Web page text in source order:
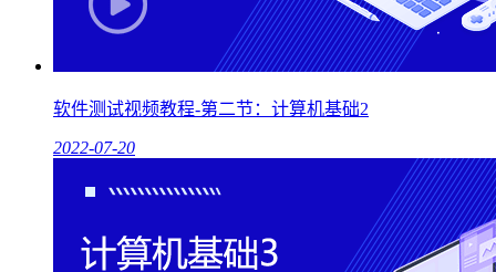
软件测试视频教程-第二节：计算机基础2
2022-07-20